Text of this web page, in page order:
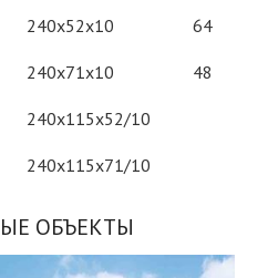
240х52х10 64
240х71х10 48
240х115х52/10
240х115х71/10
ОБЪЕКТЫ